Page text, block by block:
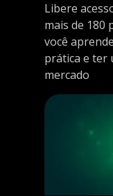
Libere
mais de 180
você
prática e ter
mercado